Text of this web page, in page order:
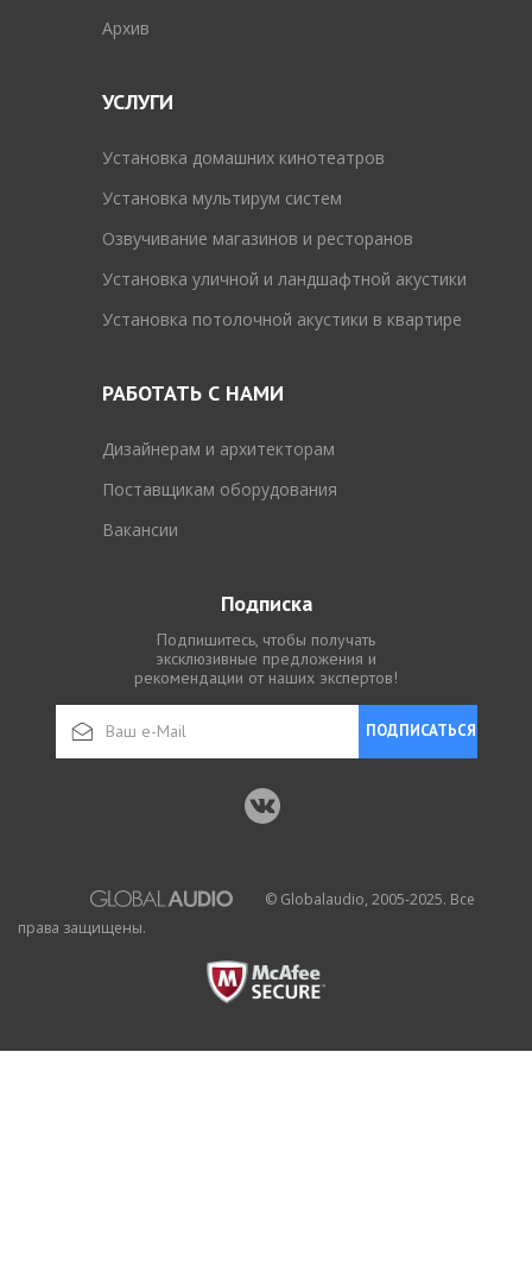
Архив
УСЛУГИ
Установка домашних кинотеатров
Установка мультирум систем
Озвучивание магазинов и ресторанов
Установка уличной и ландшафтной акустики
Установка потолочной акустики в квартире
РАБОТАТЬ С НАМИ
Дизайнерам и архитекторам
Поставщикам оборудования
Вакансии
Подписка
Подпишитесь, чтобы получать
эксклюзивные предложения и
рекомендации от наших экспертов!
ПОДПИСАТЬСЯ
© Globalaudio, 2005-2025. Все
права защищены.